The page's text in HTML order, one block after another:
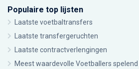
Populaire top lijsten
Laatste voetbaltransfers
Laatste transfergeruchten
Laatste contractverlengingen
Meest waardevolle Voetballers